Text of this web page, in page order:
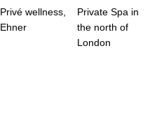
Privé wellness,
Ehner
Private Spa in
the north of
London